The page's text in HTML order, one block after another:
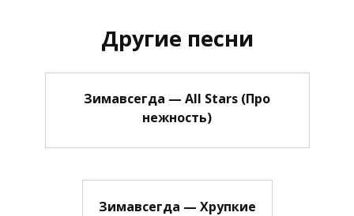
Другие песни
Зимавсегда — All Stars (Про
нежность)
Зимавсегда — Хрупкие